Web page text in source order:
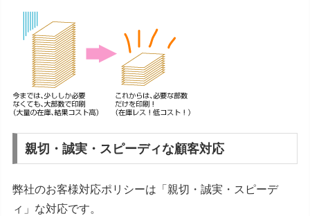
親切・誠実・スピーディな顧客対応
弊社のお客様対応ポリシーは「親切・誠実・スピーデ
ィ」な対応です。